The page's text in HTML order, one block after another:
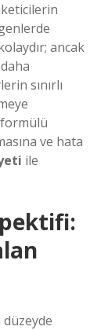
ancak
sınırlı
formülü
ve hata
ile